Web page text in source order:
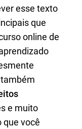
esse texto
que
online de
e muito
que você